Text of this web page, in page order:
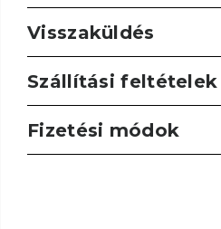
Visszaküldés
Szállítási feltételek
Fizetési módok